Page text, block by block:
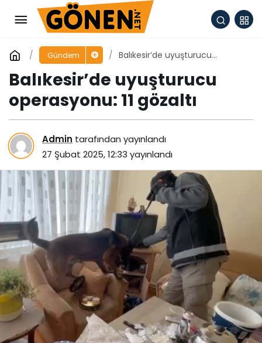
Gündem
Balıkesir’de uyuşturucu
Balıkesir’de uyuşturucu
operasyonu: 11 gözaltı
Admin tarafından yayınlandı
27 Şubat 2025, 12:33 yayınlandı